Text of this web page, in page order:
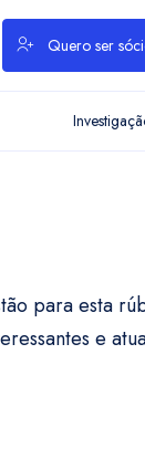
Quero ser
para esta
e